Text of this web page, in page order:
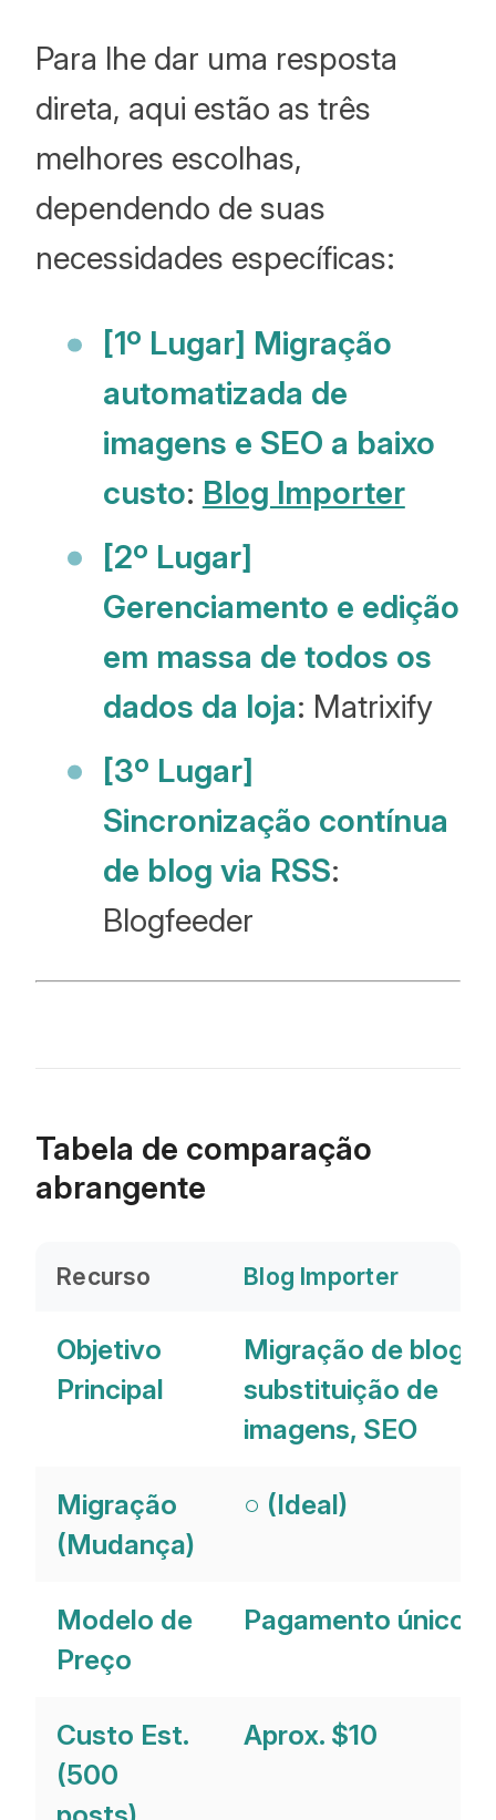
Para lhe dar uma resposta
direta, aqui estão as três
melhores escolhas,
dependendo de suas
necessidades específicas:
[1º Lugar] Migração
automatizada de
imagens e SEO a baixo
custo: Blog Importer
[2º Lugar]
Gerenciamento e edição
em massa de todos os
dados da loja: Matrixify
[3º Lugar]
Sincronização contínua
de blog via RSS:
Blogfeeder
Tabela de comparação
abrangente
Recurso Blog Importer
Objetivo
Principal
Migração de blog,
substituição de
imagens, SEO
Migração
(Mudança)
○ (Ideal)
Modelo de
Preço
Pagamento único
Custo Est.
(500
Aprox. $10